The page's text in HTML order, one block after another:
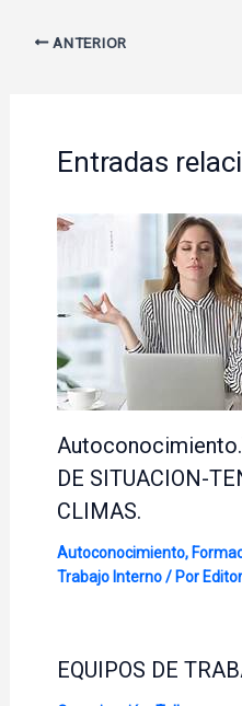
ANTERIOR
Entradas
DE SITUACION-
CLIMAS.
Autoconocimiento,
Trabajo Interno/ Por Editor
EQUIPOS DE